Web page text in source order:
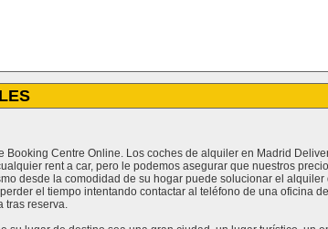
Centre Online. Los coches de alquiler en Madrid
rent a car, pero le podemos asegurar que nuestros
desde la comodidad de su hogar puede solucionar el alquiler
el tiempo intentando contactar al teléfono de una oficina
tras reserva.